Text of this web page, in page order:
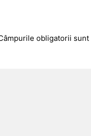
obligatorii sunt